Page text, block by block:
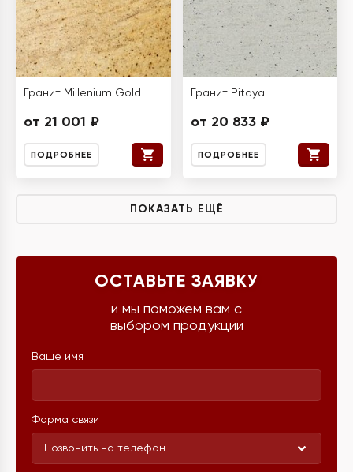
Гранит Millenium Gold
от 21 001 ₽
ПОДРОБНЕЕ
Гранит Pitaya
от 20 833 ₽
ПОДРОБНЕЕ
ПОКАЗАТЬ ЕЩЁ
ОСТАВЬТЕ ЗАЯВКУ
и мы поможем вам с
выбором продукции
Ваше имя
Форма связи
Позвонить на телефон